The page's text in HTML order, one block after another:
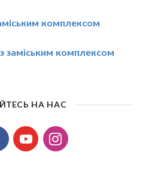
комплексом
заміським комплексом
НА НАС